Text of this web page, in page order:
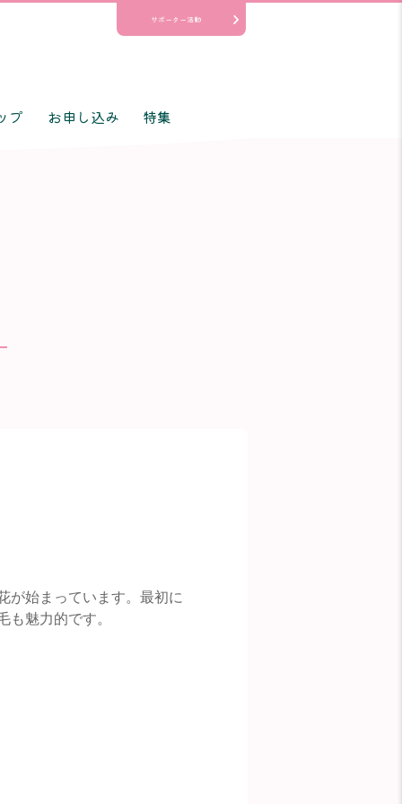
サポーター活動
プ お申し込み 特集
が始まっています。最初に
魅力的です。